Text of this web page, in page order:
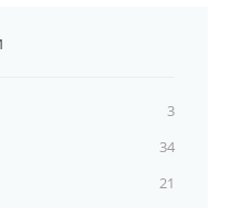
3
34
21